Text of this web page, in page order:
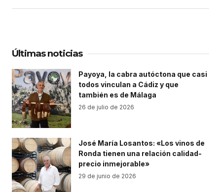
Últimas noticias
Payoya, la cabra autóctona que casi
todos vinculan a Cádiz y que
también es de Málaga
26 de julio de 2026
José María Losantos: «Los vinos de
Ronda tienen una relación calidad-
precio inmejorable»
29 de junio de 2026